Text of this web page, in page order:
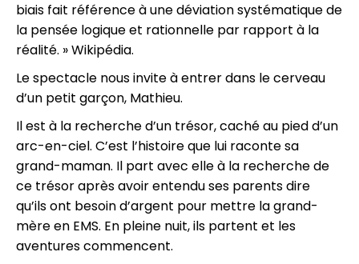
biais fait référence à une déviation systématique de
la pensée logique et rationnelle par rapport à la
réalité. » Wikipédia.
Le spectacle nous invite à entrer dans le cerveau
d’un petit garçon, Mathieu.
Il est à la recherche d’un trésor, caché au pied d’un
arc-en-ciel. C’est l’histoire que lui raconte sa
grand-maman. Il part avec elle à la recherche de
ce trésor après avoir entendu ses parents dire
qu’ils ont besoin d’argent pour mettre la grand-
mère en EMS. En pleine nuit, ils partent et les
aventures commencent.